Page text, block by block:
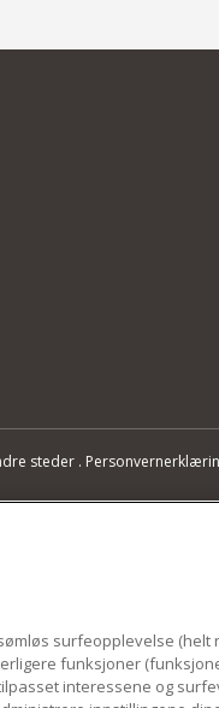
steder .
surfeopplevelse (helt
funksjoner
interessene og